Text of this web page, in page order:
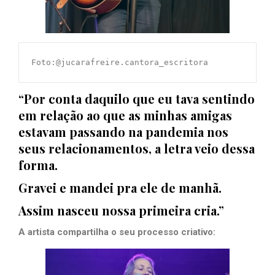
Foto:@jucarafreire.cantora_escritora
“Por conta daquilo que eu tava sentindo
em relação ao que as minhas amigas
estavam passando na pandemia nos
seus relacionamentos, a letra veio dessa
forma.
Gravei e mandei pra ele de manhã.
Assim nasceu nossa primeira cria.”
A artista compartilha o seu processo criativo: